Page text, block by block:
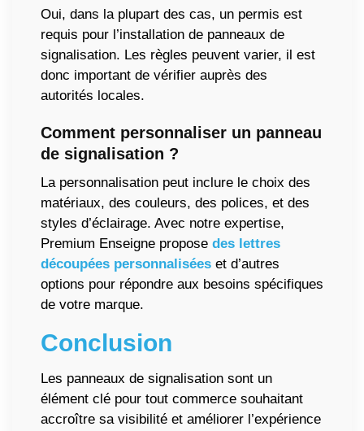
Oui, dans la plupart des cas, un permis est
requis pour l’installation de panneaux de
signalisation. Les règles peuvent varier, il est
donc important de vérifier auprès des
autorités locales.
Comment personnaliser un panneau
de signalisation ?
La personnalisation peut inclure le choix des
matériaux, des couleurs, des polices, et des
styles d’éclairage. Avec notre expertise,
Premium Enseigne propose des lettres
découpées personnalisées et d’autres
options pour répondre aux besoins spécifiques
de votre marque.
Conclusion
Les panneaux de signalisation sont un
élément clé pour tout commerce souhaitant
accroître sa visibilité et améliorer l’expérience